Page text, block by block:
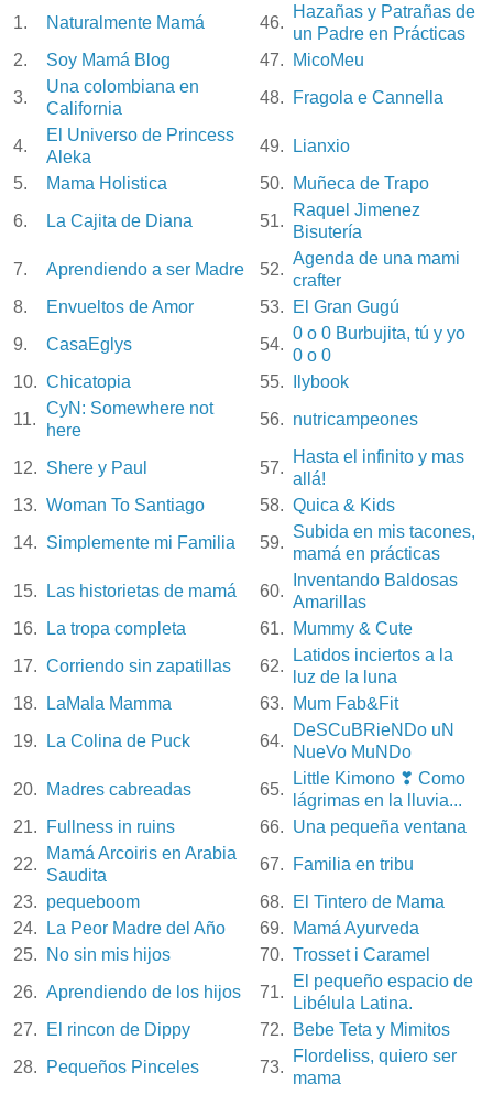
1. Naturalmente Mamá 46.
Hazañas y Patrañas de
un Padre en Prácticas
2.
Soy Mamá Blog 47.
MicoMeu
3.
Una colombiana en
California
48. Fragola e Cannella
4.
El Universo de Princess
Aleka
49.
Lianxio
5.
Mama Holistica 50.
Muñeca de Trapo
6.
La Cajita de Diana 51.
Raquel Jimenez
Bisutería
7.
Aprendiendo a ser Madre 52.
Agenda de una mami
crafter
8.
Envueltos de Amor 53.
El Gran Gugú
9.
CasaEglys 54.
0 o 0 Burbujita, tú y yo
0 o 0
10. Chicatopia 55.
Ilybook
11.
CyN: Somewhere not
here
56. nutricampeones
12. Shere y Paul 57.
Hasta el infinito y mas
allá!
13. Woman To Santiago 58. Quica & Kids
14. Simplemente mi Familia 59.
Subida en mis tacones,
mamá en prácticas
15.
Las historietas de mamá 60.
Inventando Baldosas
Amarillas
16.
La tropa completa 61.
Mummy & Cute
17. Corriendo sin zapatillas 62.
Latidos inciertos a la
luz de la luna
18.
LaMala Mamma 63.
Mum Fab&Fit
19.
La Colina de Puck 64.
DeSCuBRieNDo uN
NueVo MuNDo
20.
Madres cabreadas 65.
Little Kimono ❣ Como
lágrimas en la lluvia...
21.
Fullness in ruins 66. Una pequeña ventana
22.
Mamá Arcoiris en Arabia
Saudita
67.
Familia en tribu
23. pequeboom 68.
El Tintero de Mama
24.
La Peor Madre del Año 69.
Mamá Ayurveda
25.
No sin mis hijos 70. Trosset i Caramel
26. Aprendiendo de los hijos 71.
El pequeño espacio de
Libélula Latina.
27.
El rincon de Dippy 72.
Bebe Teta y Mimitos
28.
Pequeños Pinceles 73.
Flordeliss, quiero ser
mama